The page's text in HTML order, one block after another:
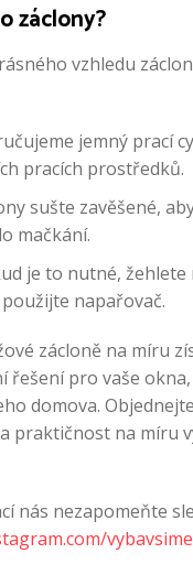
záclony?
vzhledu
jemný prací
pracích prostředků.
sušte zavěšené,
mačkání.
je to nutné, žehlete
napařovač.
zácloně na míru
řešení pro vaše
domova.
praktičnost na míru
nás nezapomeňte